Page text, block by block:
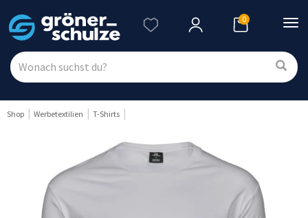
0
Shop Werbetextilien T-Shirts